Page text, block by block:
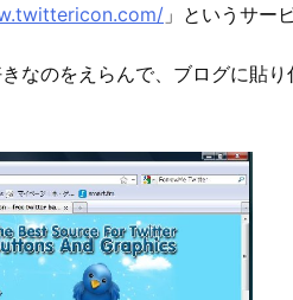
」というサー
なのをえらんで、ブログに貼り